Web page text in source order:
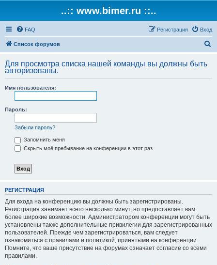
..:: www.bimer.ru ::..
FAQ Вход
Регистрация
Список форумов
с
Для просмотра списка нашей команды вы должны быть
авторизованы.
Имя пользователя:
Пароль:
Забыли пароль?
Запомнить меня
Скрыть моё пребывание на конференции в этот раз
РЕГИСТРАЦИЯ
Для входа на конференцию вы должны быть зарегистрированы.
Регистрация занимает всего несколько минут, но предоставляет вам
более широкие возможности. Администратором конференции могут быть
установлены также дополнительные привилегии для зарегистрированных
пользователей. Прежде чем зарегистрироваться, вам следует
ознакомиться с правилами и политикой, принятыми на конференции.
Помните, что ваше присутствие на форумах означает согласие со всеми
правилами.